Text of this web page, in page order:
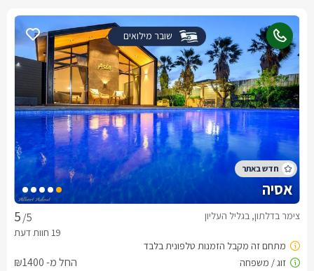
שובר מילואים
אסיה
/5 צימר בדלתון, בגליל העליון
החל מ- ₪1400